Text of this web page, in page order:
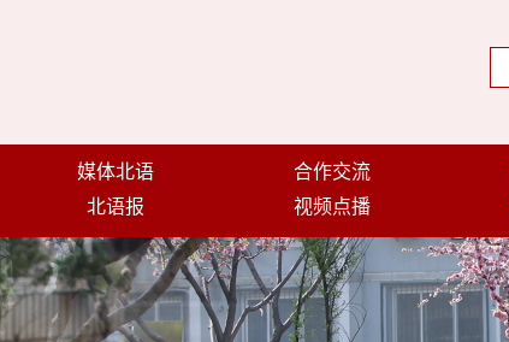
媒体北语 合作交流
北语报 视频点播